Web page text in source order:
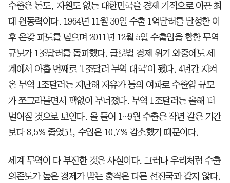
수출은 돈도, 자원도 없는 대한민국을 경제 기적으로 이끈 최
대 원동력이다. 1964년 11월 30일 수출 1억달러를 달성한 이
후 온갖 파도를 넘으며 2011년 12월 5일 수출입을 합한 무역
규모가 1조달러를 돌파했다. 글로벌 경제 위기 와중에도 세
계에서 아홉 번째로 '1조달러 무역 대국'이 됐다. 4년간 지켜
온 무역 1조달러는 지난해 저유가 등의 여파로 수출입 규모
가 쪼그라들면서 맥없이 무너졌다. 무역 1조달러는 올해 더
멀어질 것으로 보인다. 올 들어 1~9월 수출은 작년 같은 기간
보다 8.5% 줄었고, 수입은 10.7% 감소했기 때문이다.
세계 무역이 다 부진한 것은 사실이다. 그러나 우리처럼 수출
의존도가 높은 경제가 받는 충격은 다른 선진국과 같지 않다.